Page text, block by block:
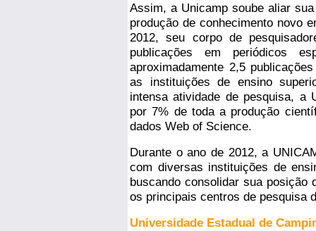
Assim, a Unicamp soube aliar
produção de conhecimento novo
2012, seu corpo de
publicações em periódicos
aproximadamente 2,5
as instituições de ensino
intensa atividade de pesquisa, a
por 7% de toda a produção
dados Web of Science.
Durante o ano de 2012, a
com diversas instituições de
buscando consolidar sua posição
os principais centros de pesquisa
Universidade Estadual de